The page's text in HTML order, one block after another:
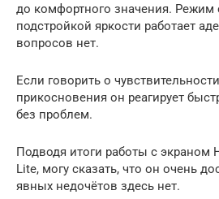
до комфортного значения. Режим
подстройкой яркости работает
вопросов нет.
Если говорить о
прикосновения он реагирует
без проблем.
Подводя итоги работы с экраном
Lite, могу сказать, что он очень
явных недочётов здесь нет.